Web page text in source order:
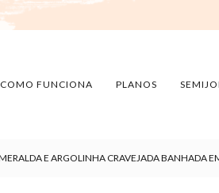
COMO FUNCIONA PLANOS
E ARGOLINHA CRAVEJADA BANHADA